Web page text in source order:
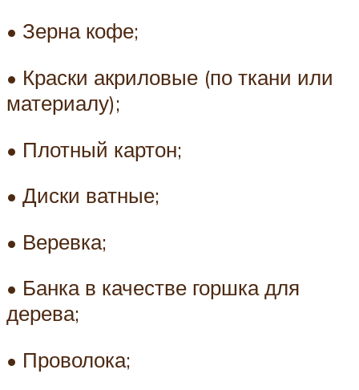
• Зерна кофе;
• Краски акриловые (по ткани или
материалу);
• Плотный картон;
• Диски ватные;
• Веревка;
• Банка в качестве горшка для
дерева;
• Проволока;